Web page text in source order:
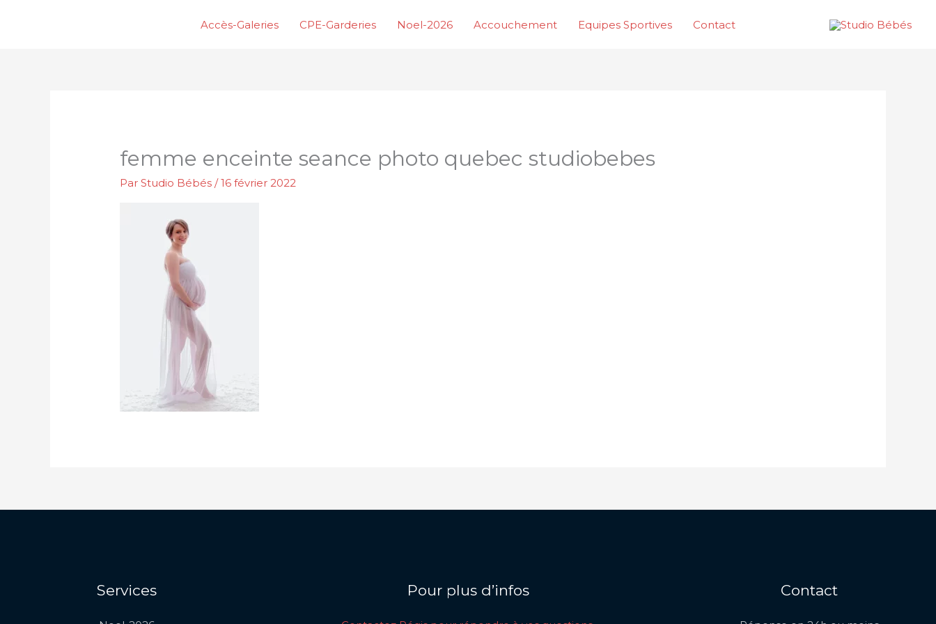
Accès-Galeries CPE-Garderies Noel-2026 Accouchement Equipes Sportives Contact
femme enceinte seance photo quebec studiobebes
ParStudio Bébés/16 février 2022
Services Pour plus d’infos Contact